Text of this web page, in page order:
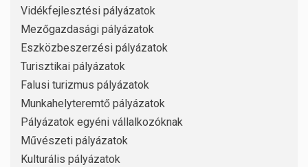
Vidékfejlesztési pályázatok
Mezőgazdasági pályázatok
Eszközbeszerzési pályázatok
Turisztikai pályázatok
Falusi turizmus pályázatok
Munkahelyteremtő pályázatok
Pályázatok egyéni vállalkozóknak
Művészeti pályázatok
Kulturális pályázatok